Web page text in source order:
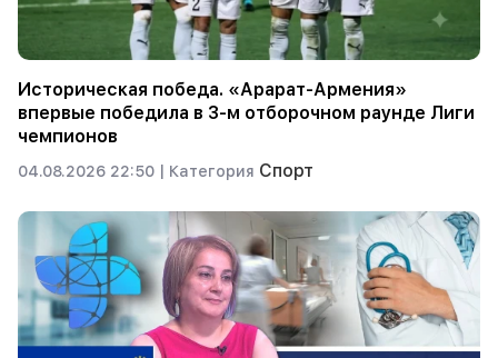
Историческая победа. «Арарат-Армения»
впервые победила в 3-м отборочном раунде Лиги
чемпионов
04.08.2026 22:50 | Категория Спорт